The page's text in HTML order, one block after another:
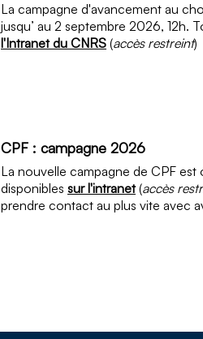
La campagne d'avancement au
jusqu’ au 2 septembre 2026, 12h.
l'Intranet du CNRS (accès restreint)
CPF : campagne 2026
La nouvelle campagne de CPF
disponibles sur l'intranet (accès
prendre contact au plus vite avec